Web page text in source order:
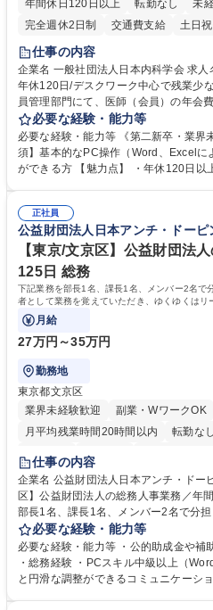
年間休日120日以上
転勤なし 未
完全週休2日制
交通費支給 土日
仕事の内容
企業名 一般社団法人日本内科学会 求人名 第二新卒歓迎！【正社員事務】
年休120日/デスクワーク中心で残業少なめ 仕事の内容 日本内科学
員管理部門にて、医師（会員）の年会
テム入力、電話・FAX対応をお任せし
営事務局業務などにも幅広く携わっていただきます。
入力業務】 ・医師（会員）の住所変更
・年会費の徴収管理や入金データの照
年休120日/デスクワーク中心で残業少な
必要な経験・能力等
必要な経験・能力等 《第二新卒・業界
須】基本的なPC操作（Word、Excelに
ができる方 【魅力点】 ・年休120日以上に加え、9時～17時の「実働7時
整、資料作成、当日の運営サポート 学歴・資格 学歴：大学院 大学 語学
力： 資格：
正社員
公益財団法人日本アンチ・ドーピ
【東京/文京区】公益財団法
125日 総務
下記業務を部長1名、課長1名、メンバー2名で
者として業務を覚えていただき、ゆくゆくはリ
躍いただくことを期待しています。
月給
27万円～35万円
勤務地
東京都文京区
業界未経験歓迎
副業・WワークOK
月平均残業時間20時間以内
転勤なし
賞与あり
育休あり
食事補助あり
仕事の内容
企業名 公益財団法人日本アンチ・ドーピング機構 求人
区】公益財団法人の総務人事業務／年間休日125日 仕事
部長1名、課長1名、メンバー2名で分
当者として業務を覚えていただき、ゆ
ジションとして活躍いただくことを期待しています。
プの業務内容】 ・人事制度関連 ・採
怠管理 ・官公庁への各種提出 ・法定の
必要な経験・能力等
必要な経験・能力等 ・公的助成金や補
・総務経験 ・PCスキル中級以上（
と円滑な調整ができるコミュニケーション能